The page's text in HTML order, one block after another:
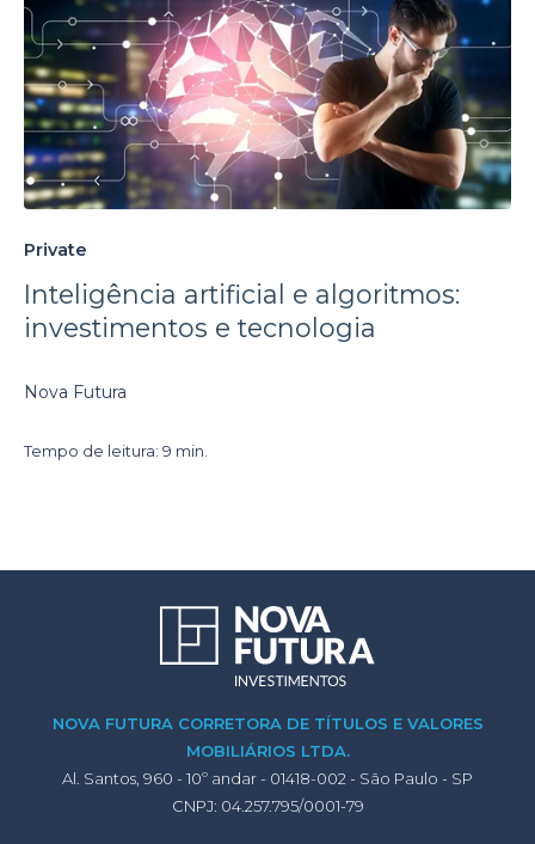
Private
Inteligência artificial e algoritmos:
investimentos e tecnologia
Nova Futura
Tempo de leitura: 9 min.
NOVA FUTURA CORRETORA DE TÍTULOS E VALORES
MOBILIÁRIOS LTDA.
Al. Santos, 960 - 10º andar - 01418-002 - São Paulo - SP
CNPJ: 04.257.795/0001-79